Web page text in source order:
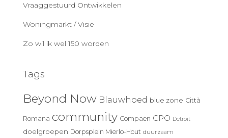
Vraaggestuurd Ontwikkelen
Woningmarkt / Visie
Zo wil ik wel 150 worden
Tags
Beyond Now Blauwhoed blue zone Città
Romana community Compaen CPO Detroit
doelgroepen Dorpsplein Mierlo-Hout duurzaam